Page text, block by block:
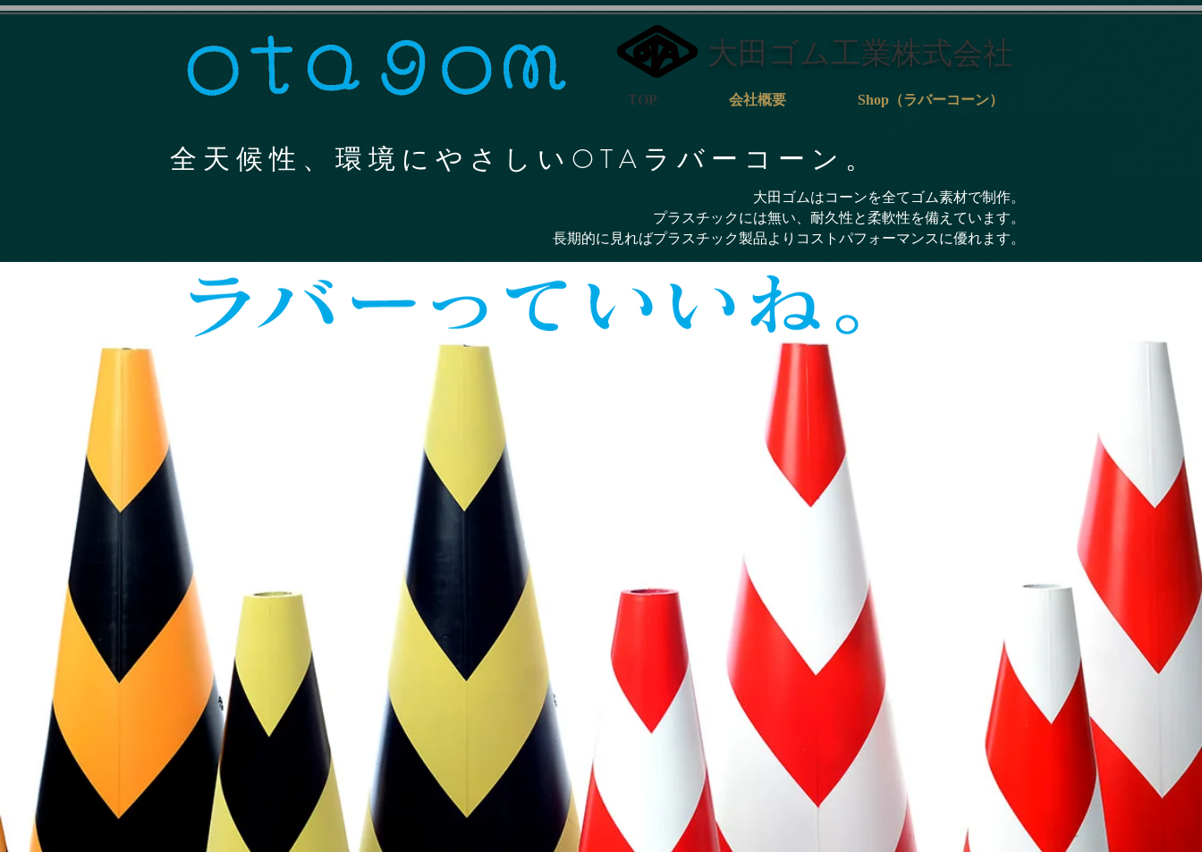
TOP 会社概要 Shop（ラバーコーン）
大田ゴム工業株式会社
全 天 候 性 、 環 境 に や さ し い O T A ラ バ ー コ ー ン 。
大田ゴムはコーンを全てゴム素材で制作。
プラスチックには無い、耐久性と柔軟性を備えています。
長期的に見ればプラスチック製品よりコストパフォーマンスに優れます。